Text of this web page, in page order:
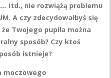
itd., nie rozwiążą problemu
A czy zdecydowałbyś się
Twojego pupila można
sposób? Czy ktoś
istnieje?
moczowego